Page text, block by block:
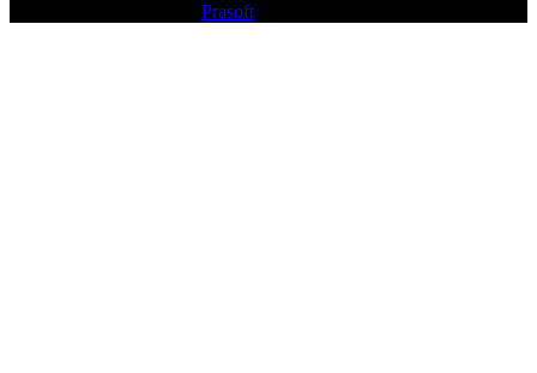
Prasoft